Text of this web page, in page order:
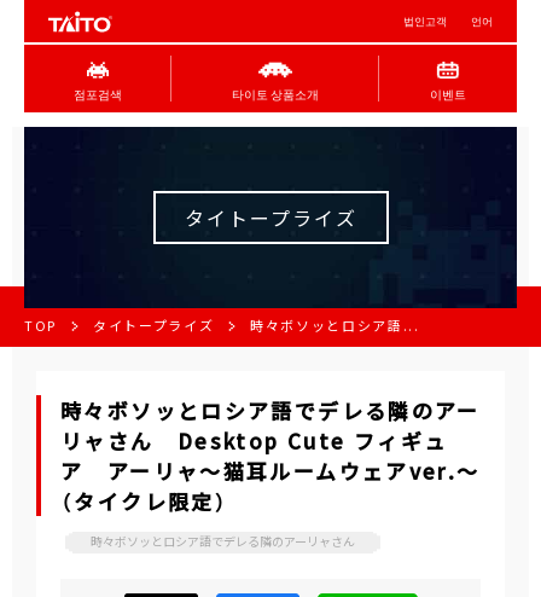
법인고객 언어
점포검색 타이토 상품소개 이벤트
タイトープライズ
TOP タイトープライズ 時々ボソッとロシア語...
時々ボソッとロシア語でデレる隣のアー
リャさん Desktop Cute フィギュ
ア アーリャ～猫耳ルームウェアver.～
（タイクレ限定）
時々ボソッとロシア語でデレる隣のアーリャさん